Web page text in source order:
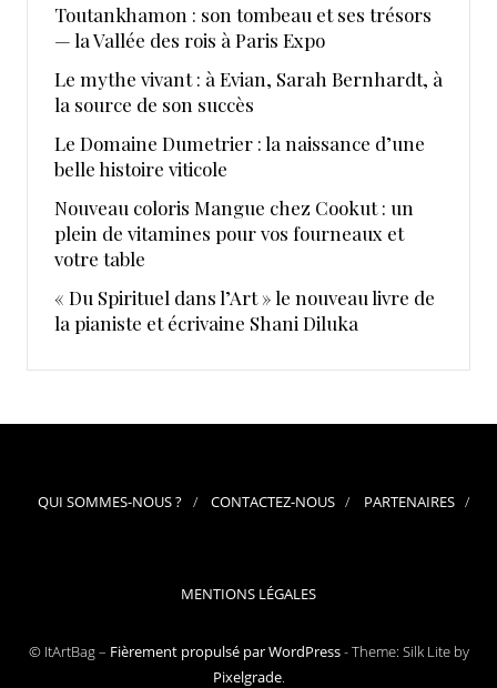
Toutankhamon : son tombeau et ses trésors
— la Vallée des rois à Paris Expo
Le mythe vivant : à Evian, Sarah Bernhardt, à
la source de son succès
Le Domaine Dumetrier : la naissance d’une
belle histoire viticole
Nouveau coloris Mangue chez Cookut : un
plein de vitamines pour vos fourneaux et
votre table
« Du Spirituel dans l’Art » le nouveau livre de
la pianiste et écrivaine Shani Diluka
QUI SOMMES-NOUS ? CONTACTEZ-NOUS PARTENAIRES
MENTIONS LÉGALES
© ItArtBag – Fièrement propulsé par WordPress-Theme: Silk Lite by
Pixelgrade.